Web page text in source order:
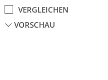
VERGLEICHEN
VORSCHAU